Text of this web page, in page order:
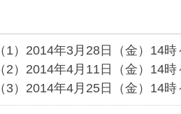
（1）2014年3月28日（金）14時
（2）2014年4月11日（金）14時
（3）2014年4月25日（金）14時